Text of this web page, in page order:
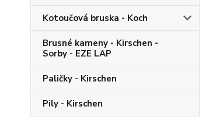
Kotoučová bruska - Koch
Brusné kameny - Kirschen -
Sorby - EZE LAP
Paličky - Kirschen
Pily - Kirschen